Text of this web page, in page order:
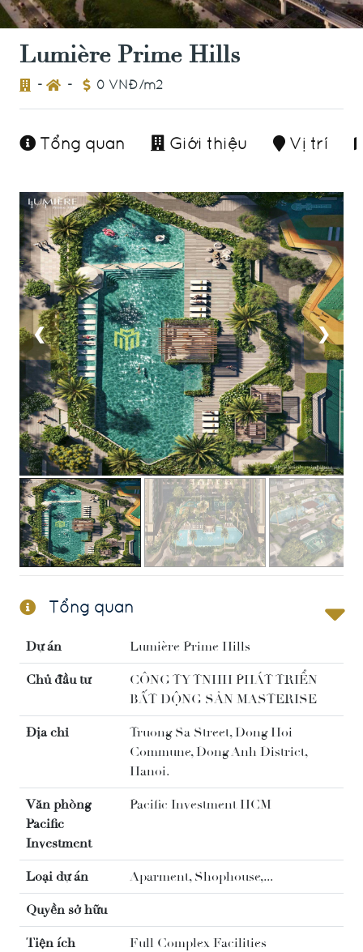
Lumière Prime Hills
- - 0 VNĐ/m2
Tổng quan Giới thiệu Vị trí
1 / 4
❮ ❯
Tổng quan
Dự án Lumière Prime Hills
Chủ đầu tư
CÔNG TY TNHH PHÁT TRIỂN
BẤT ĐỘNG SẢN MASTERISE
Địa chỉ
Truong Sa Street, Dong Hoi
Commune, Dong Anh District,
Hanoi.
Văn phòng
Pacific
Investment
Pacific Investment HCM
Loại dự án Aparment, Shophouse,...
Quyền sở hữu
Tiện ích Full Complex Facilities